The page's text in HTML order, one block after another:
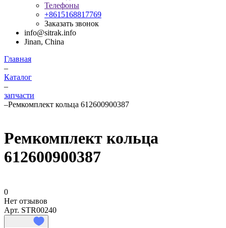
Телефоны
+8615168817769
Заказать звонок
info@sitrak.info
Jinan, China
Главная
–
Каталог
–
запчасти
–Ремкомплект кольца 612600900387
Ремкомплект кольца
612600900387
0
Нет отзывов
Арт. STR00240